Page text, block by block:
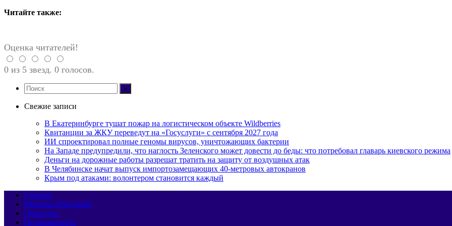
Читайте также:
Оценка читателей!
0 из 5 звезд. 0 голосов.
Свежие записи
В Екатеринбурге тушат пожар на логистическом объекте Wildberries
Квитанции за ЖКУ переведут на «Госуслуги» с сентября 2027 года
ИИ спроектировал полные геномы вирусов, уничтожающих бактерии
На Западе предупредили, что наглость Зеленского может довести до беды: что потребовал главарь киевского режима
Деньги на дорожные работы разрешат тратить на защиту от воздушных атак
В Челябинске начат выпуск импортозамещающих 40-метровых автокранов
Крым под атаками: волонтером становится каждый
Главная
Мировая Панорама
Общество
Недвижимость